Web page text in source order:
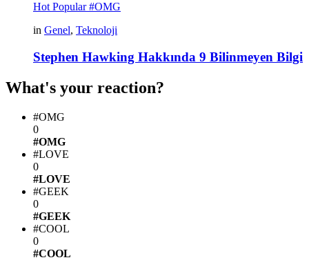
Hot Popular#OMG
in Genel, Teknoloji
Stephen Hawking Hakkında 9 Bilinmeyen Bilgi
What's your reaction?
#OMG
0
#OMG
#LOVE
0
#LOVE
#GEEK
0
#GEEK
#COOL
0
#COOL